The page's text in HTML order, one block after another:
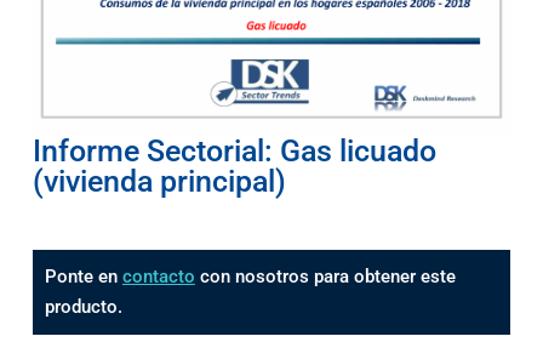
Informe Sectorial: Gas licuado
(vivienda principal)
Ponte en contacto con nosotros para obtener este
producto.